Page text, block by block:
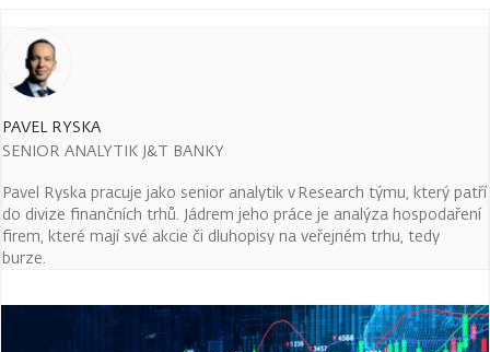
PAVEL RYSKA
SENIOR ANALYTIK J&T BANKY
Pavel Ryska pracuje jako senior analytik v Research týmu, který patří
do divize finančních trhů. Jádrem jeho práce je analýza hospodaření
firem, které mají své akcie či dluhopisy na veřejném trhu, tedy
burze.